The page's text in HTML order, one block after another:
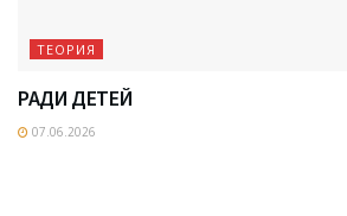
ТЕОРИЯ
РАДИ ДЕТЕЙ
07.06.2026